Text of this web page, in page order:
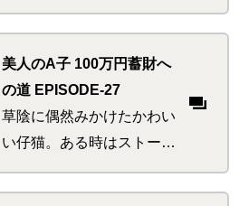
く。偶然か必然か、今回の
話題には謎の共通点が。金
賞、黄金風呂、金粉浅漬
け…。極めつけはやっぱり
強烈個性のあの先輩
美人のA子 100万円蓄財へ
の道 EPISODE-27
草陰に偶然みかけたかわい
い仔猫。ある時はストーキ
ング、またある時はボンネ
ットで日光浴、何度も出会